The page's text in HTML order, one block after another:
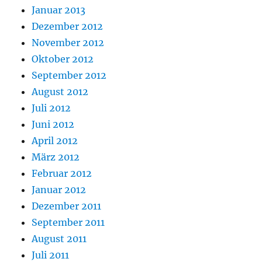
Januar 2013
Dezember 2012
November 2012
Oktober 2012
September 2012
August 2012
Juli 2012
Juni 2012
April 2012
März 2012
Februar 2012
Januar 2012
Dezember 2011
September 2011
August 2011
Juli 2011